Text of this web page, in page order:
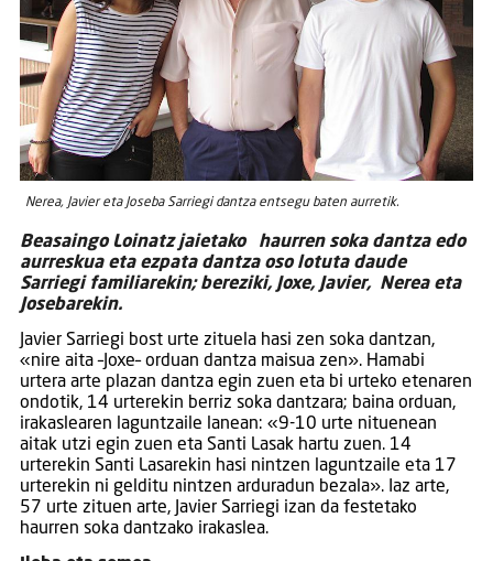
Nerea, Javier eta Joseba Sarriegi dantza entsegu baten aurretik.
Beasaingo Loinatz jaietako haurren soka dantza edo
aurreskua eta ezpata dantza oso lotuta daude
Sarriegi familiarekin; bereziki, Joxe, Javier, Nerea eta
Josebarekin.
Javier Sarriegi bost urte zituela hasi zen soka dantzan,
«nire aita –Joxe– orduan dantza maisua zen». Hamabi
urtera arte plazan dantza egin zuen eta bi urteko etenaren
ondotik, 14 urterekin berriz soka dantzara; baina orduan,
irakaslearen laguntzaile lanean: «9-10 urte nituenean
aitak utzi egin zuen eta Santi Lasak hartu zuen. 14
urterekin Santi Lasarekin hasi nintzen laguntzaile eta 17
urterekin ni gelditu nintzen arduradun bezala». Iaz arte,
57 urte zituen arte, Javier Sarriegi izan da festetako
haurren soka dantzako irakaslea.